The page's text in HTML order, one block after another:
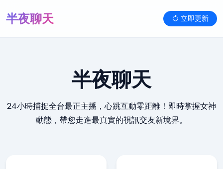
半夜聊天 立即更新
半夜聊天
24小時捕捉全台最正主播，心跳互動零距離！即時掌握女神
動態，帶您走進最真實的視訊交友新境界。